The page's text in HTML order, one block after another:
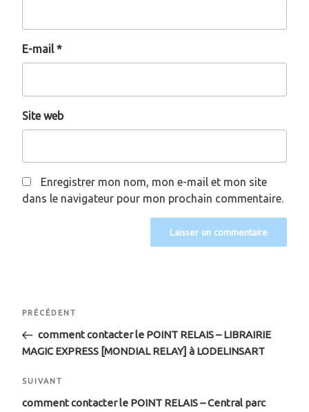
E-mail*
Site web
Enregistrer mon nom, mon e-mail et mon site
dans le navigateur pour mon prochain commentaire.
Navigation
de
l’article
Article
précédent
PRÉCÉDENT
comment contacter le POINT RELAIS – LIBRAIRIE
MAGIC EXPRESS [MONDIAL RELAY] à LODELINSART
Article
suivant
SUIVANT
comment contacter le POINT RELAIS – Central parc